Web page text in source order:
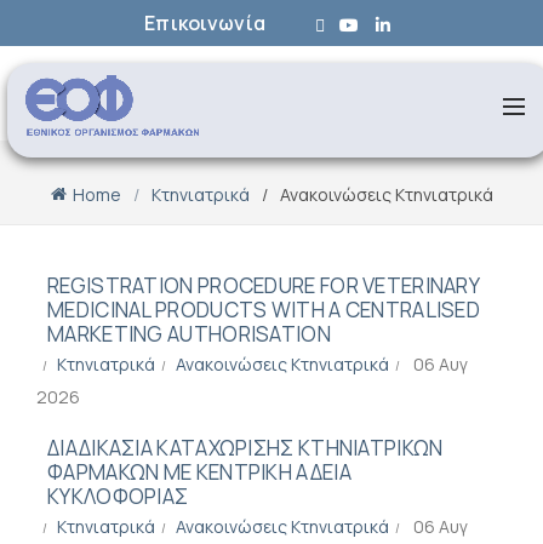
Επικοινωνία
Home Κτηνιατρικά Ανακοινώσεις Κτηνιατρικά
REGISTRATION PROCEDURE FOR VETERINARY
MEDICINAL PRODUCTS WITH A CENTRALISED
MARKETING AUTHORISATION
Κτηνιατρικά Ανακοινώσεις Κτηνιατρικά
06 Αυγ
2026
ΔΙΑΔΙΚΑΣΙΑ ΚΑΤΑΧΩΡΙΣΗΣ ΚΤΗΝΙΑΤΡΙΚΩΝ
ΦΑΡΜΑΚΩΝ ΜΕ ΚΕΝΤΡΙΚΗ ΑΔΕΙΑ
ΚΥΚΛΟΦΟΡΙΑΣ
Κτηνιατρικά Ανακοινώσεις Κτηνιατρικά
06 Αυγ